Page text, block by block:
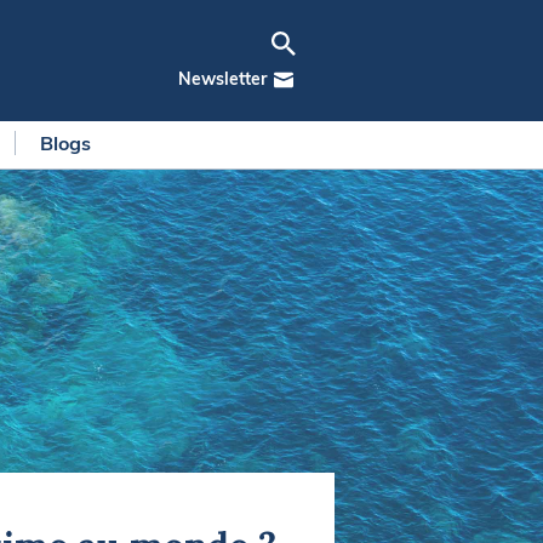
Newsletter
Blogs